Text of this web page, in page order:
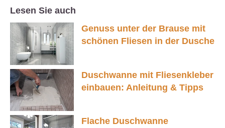
Lesen Sie auch
Genuss unter der Brause mit
schönen Fliesen in der Dusche
Duschwanne mit Fliesenkleber
einbauen: Anleitung & Tipps
Flache Duschwanne